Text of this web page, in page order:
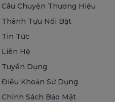
Câu Chuyện Thương Hiệu
Thành Tựu Nổi Bật
Tin Tức
Liên Hệ
Tuyển Dụng
Điều Khoản Sử Dụng
Chính Sách Bảo Mật